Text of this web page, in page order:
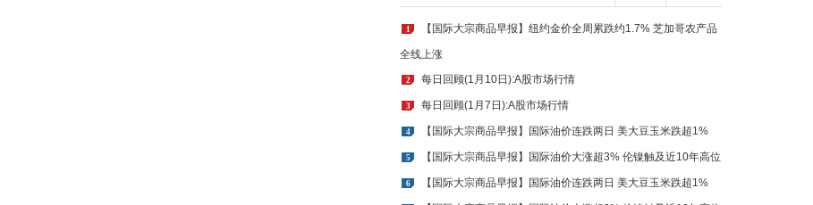
1 【国际大宗商品早报】纽约金价全周累跌约1.7% 芝加哥农产品
全线上涨
2 每日回顾(1月10日):A股市场行情
3 每日回顾(1月7日):A股市场行情
4 【国际大宗商品早报】国际油价连跌两日 美大豆玉米跌超1%
5 【国际大宗商品早报】国际油价大涨超3% 伦镍触及近10年高位
6 【国际大宗商品早报】国际油价连跌两日 美大豆玉米跌超1%